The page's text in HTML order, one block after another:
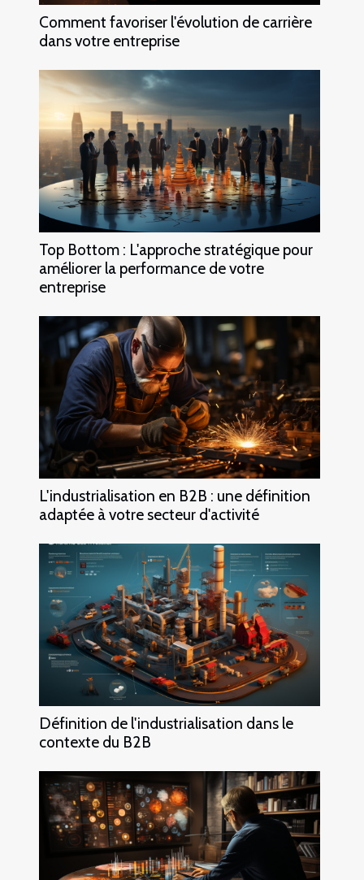
Comment favoriser l'évolution de carrière
dans votre entreprise
Top Bottom : L'approche stratégique pour
améliorer la performance de votre
entreprise
L'industrialisation en B2B : une définition
adaptée à votre secteur d'activité
Définition de l'industrialisation dans le
contexte du B2B